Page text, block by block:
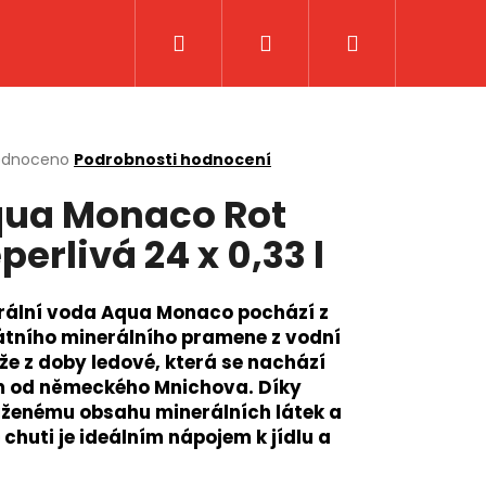
Přihlášení
Podrobnosti hodnocení
Monaco Rot
24 x 0,33 l
voda Aqua Monaco pochází z
minerálního pramene z vodní
z doby ledové, která se nachází
od německého Mnichova. Díky
obsahu minerálních látek a
je ideálním nápojem k jídlu a
L